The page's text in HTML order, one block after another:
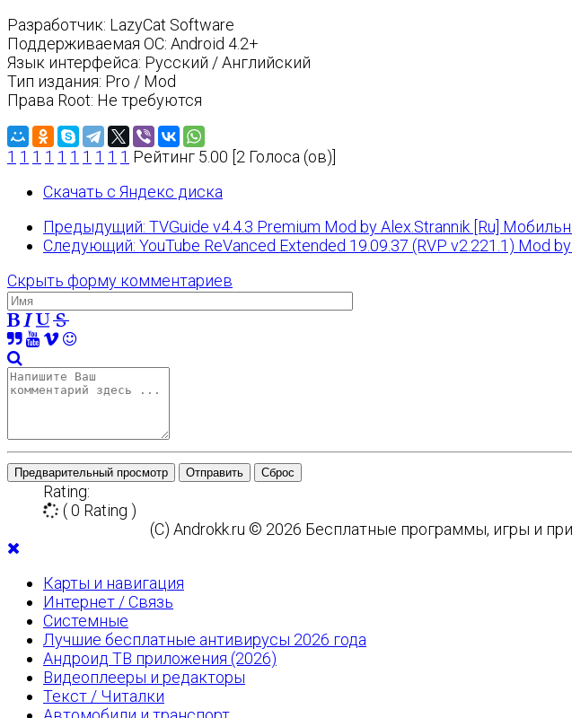
Разработчик: LazyCat Software
Поддерживаемая ОС: Android 4.2+
Язык интерфейса: Русский / Английский
Тип издания: Pro / Mod
Права Root: Не требуются
1 1 1 1 1 1 1 1 1 1 Рейтинг 5.00 [2 Голоса (ов)]
Скачать с Яндекс диска
Предыдущий: TVGuide v4.4.3 Premium Mod by Alex.Strannik [Ru]
Следующий: YouTube ReVanced Extended 19.09.37 (RVP v2.221.1) Mod
Скрыть форму комментариев
Предварительный просмотр Отправить Сброс
Rating:
( 0 Rating )
(C) Androkk.ru © 2026 Бесплатные программы, игры и
Карты и навигация
Интернет / Связь
Системные
Лучшие бесплатные антивирусы 2026 года
Андроид ТВ приложения (2026)
Видеоплееры и редакторы
Текст / Читалки